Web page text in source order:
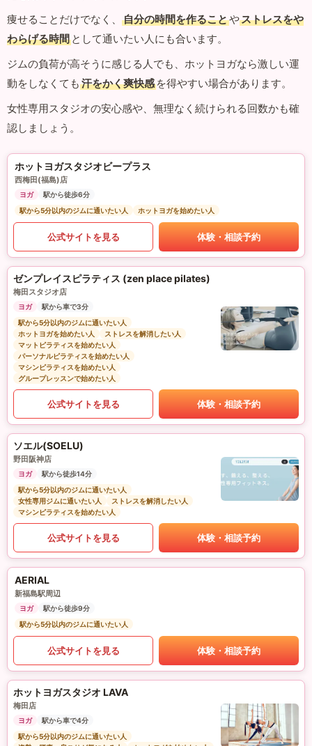
痩せることだけでなく、
自分の時間を作ることやストレスをや
わらげる時間 として通いたい人にも合います。
ジムの負荷が高そうに感じる人でも、ホットヨガなら激しい運
動をしなくても 汗をかく爽快感 を得やすい場合があります。
女性専用スタジオの安心感や、無理なく続けられる回数かも確
認しましょう。
ホットヨガスタジオビープラス
西梅田(福島)店
ヨガ
駅から徒歩6分
駅から5分以内のジムに通いたい人
ホットヨガを始めたい人
公式サイトを見る 体験・相談予約
ゼンプレイスピラティス (zen place pilates)
梅田スタジオ店
ヨガ
駅から車で3分
駅から5分以内のジムに通いたい人
ホットヨガを始めたい人
ストレスを解消したい人
マットピラティスを始めたい人
パーソナルピラティスを始めたい人
マシンピラティスを始めたい人
グループレッスンで始めたい人
公式サイトを見る 体験・相談予約
ソエル(SOELU)
野田阪神店
ヨガ
駅から徒歩14分
駅から5分以内のジムに通いたい人
女性専用ジムに通いたい人
ストレスを解消したい人
マシンピラティスを始めたい人
公式サイトを見る 体験・相談予約
AERIAL
新福島駅周辺
ヨガ
駅から徒歩9分
駅から5分以内のジムに通いたい人
公式サイトを見る 体験・相談予約
ホットヨガスタジオ LAVA
梅田店
ヨガ
駅から車で4分
駅から5分以内のジムに通いたい人